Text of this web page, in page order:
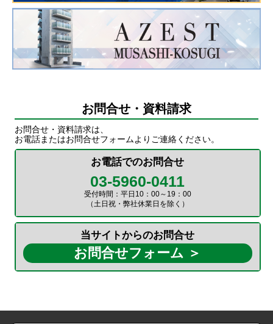
お問合せ・資料請求
お問合せ・資料請求は、
お電話またはお問合せフォームよりご連絡ください。
お電話でのお問合せ
03-5960-0411
受付時間：平日10：00～19：00
（土日祝・弊社休業日を除く）
当サイトからのお問合せ
お問合せフォーム ＞